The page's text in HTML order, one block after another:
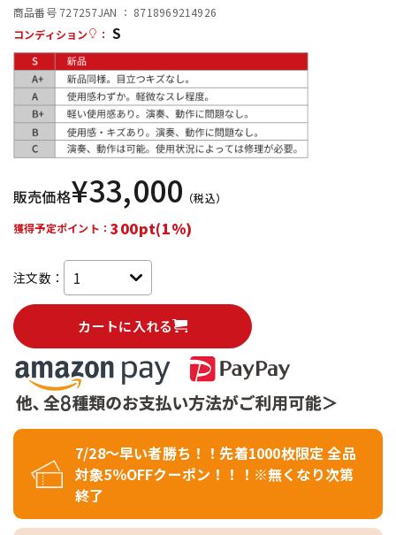
中古
商品番号 727257JAN ： 8718969214926
コンディション
： S
販売価格¥33,000 （税込）
獲得予定ポイント：300pt(1%)
注文数：
カートに入れる
7/28～早い者勝ち！！先着1000枚限定 全品
対象5％OFFクーポン！！！※無くなり次第
終了